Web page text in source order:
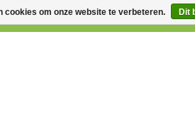
AFREKENEN IN EEN
cookies om onze website te verbeteren. Dit